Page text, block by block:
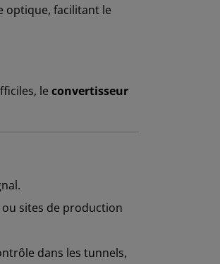
optique, facilitant le
le convertisseur
sites de production
dans les tunnels,